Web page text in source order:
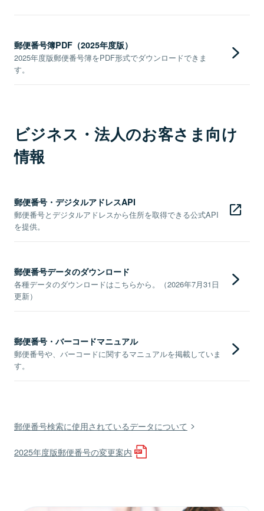
郵便番号簿PDF（2025年度版）
2025年度版郵便番号簿をPDF形式でダウンロードできま
す。
ビジネス・法人のお客さま向け
情報
郵便番号・デジタルアドレスAPI
郵便番号とデジタルアドレスから住所を取得できる公式API
を提供。
郵便番号データのダウンロード
各種データのダウンロードはこちらから。（2026年7月31日
更新）
郵便番号・バーコードマニュアル
郵便番号や、バーコードに関するマニュアルを掲載していま
す。
郵便番号検索に使用されているデータについて
2025年度版郵便番号の変更案内